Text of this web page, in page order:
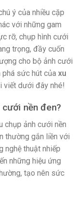
ý của nhiều cặp
với những gam
rỡ, chụp hình cưới
trọng, đầy cuốn
cho bộ ảnh cưới
phá sức hút của xu
viết dưới đây nhé!
nền đen?
chụp ảnh cưới nền
thường gắn liền với
nghệ thuật nhiếp
những hiệu ứng
tạo nên sức